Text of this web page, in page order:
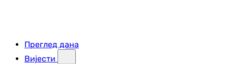
Преглед дана
Вијести